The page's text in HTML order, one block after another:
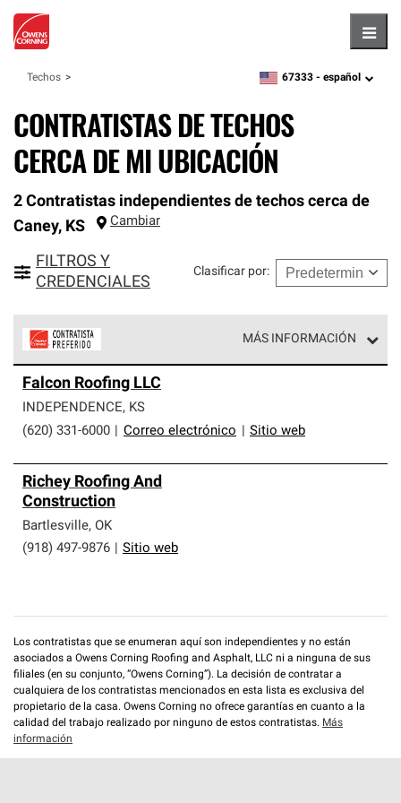
Techos zipcode,language
67333 - español
CONTRATISTAS DE TECHOS
CERCA DE MI UBICACIÓN
2 Contratistas independientes de techos cerca de
Caney, KS Cambiar
FILTROS Y
CREDENCIALES
Clasificar por:
MÁS INFORMACIÓN
parte de una red exclusiva de profesionales de techos
que cumplen con altos estándares y requisitos estrictos
de profesionalismo y confiabilidad.
Falcon Roofing LLC
INDEPENDENCE, KS
(620) 331-6000
Correo electrónico Sitio web
Richey Roofing And
Construction
Bartlesville, OK
(918) 497-9876
Sitio web
Los contratistas que se enumeran aquí son independientes y no están
asociados a Owens Corning Roofing and Asphalt, LLC ni a ninguna de sus
filiales (en su conjunto, “Owens Corning”). La decisión de contratar a
cualquiera de los contratistas mencionados en esta lista es exclusiva del
propietario de la casa. Owens Corning no ofrece garantías en cuanto a la
calidad del trabajo realizado por ninguno de estos contratistas. Más
información